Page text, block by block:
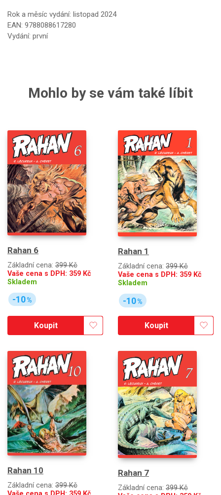
Rok a měsíc vydání: listopad 2024
EAN: 9788088617280
Vydání: první
Mohlo by se vám také líbit
Rahan 6
Základní cena: 399 Kč
Vaše cena s DPH: 359 Kč
Skladem
-10%
Koupit
Rahan 1
Základní cena: 399 Kč
Vaše cena s DPH: 359 Kč
Skladem
-10%
Koupit
Rahan 10
Základní cena: 399 Kč
Rahan 7
Základní cena: 399 Kč